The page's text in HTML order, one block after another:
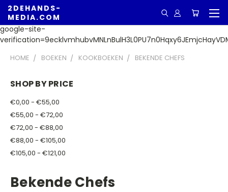
google-site-
2DEHANDS-
MEDIA.COM
HOME BOEKEN KOOKBOEKEN BEKENDE CHEFS
SHOP BY PRICE
€0,00 - €55,00
€55,00 - €72,00
€72,00 - €88,00
€88,00 - €105,00
€105,00 - €121,00
Bekende Chefs